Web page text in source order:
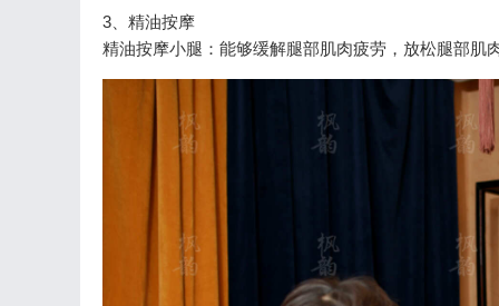
3、精油按摩
精油按摩小腿：能够缓解腿部肌肉疲劳，放松腿部肌